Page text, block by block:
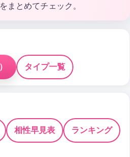
をまとめてチェック。
タイプ一覧
相性早見表 ランキング